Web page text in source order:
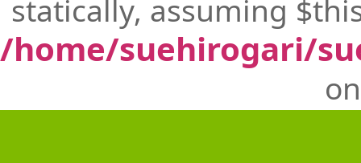
statically, assuming
/home/suehirogari/